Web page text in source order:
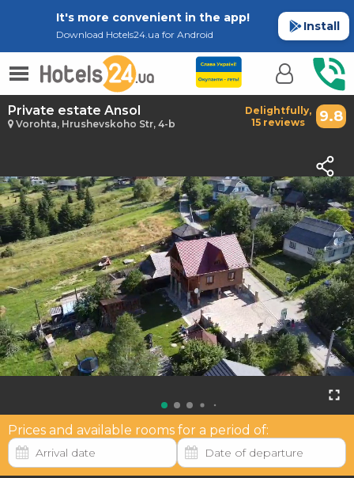
It's more convenient in the app!
Download Hotels24.ua for Android
Install
Private estate Ansol
Vorohta, Hrushevskoho Str, 4-b
Delightfully, 9.8
15 reviews
Prices and available rooms for a period of: